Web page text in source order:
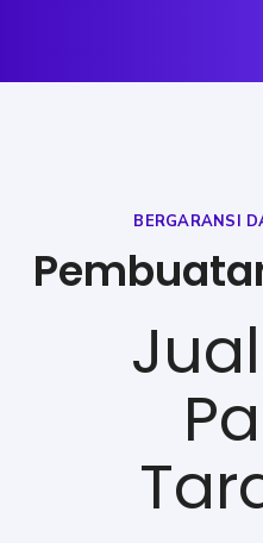
BERGARANSI